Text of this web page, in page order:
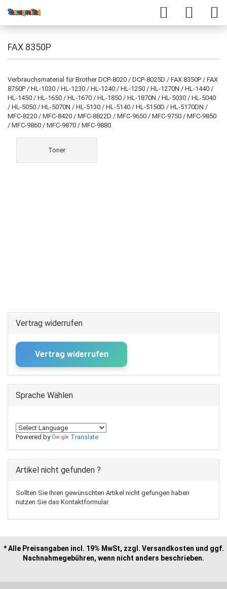
FAX 8350P
Verbrauchsmaterial für Brother DCP-8020 / DCP-8025D / FAX 8350P / FAX
8750P / HL-1030 / HL-1230 / HL-1240 / HL-1250 / HL-1270N / HL-1440 /
HL-1450 / HL-1650 / HL-1670 / HL-1850 / HL-1870N / HL-5030 / HL-5040
/ HL-5050 / HL-5070N / HL-5130 / HL-5140 / HL-5150D / HL-5170DN /
MFC-8220 / MFC-8420 / MFC-8822D / MFC-9650 / MFC-9750 / MFC-9850
/ MFC-9860 / MFC-9870 / MFC-9880
Toner
Vertrag widerrufen
Vertrag widerrufen
Sprache Wählen
Powered by Translate
Artikel nicht gefunden ?
Sollten Sie Ihren gewünschten Artikel nicht gefungen haben
nutzen Sie das Kontaktformular.
* Alle Preisangaben incl. 19% MwSt, zzgl. Versandkosten und ggf.
Nachnahmegebühren, wenn nicht anders beschrieben.